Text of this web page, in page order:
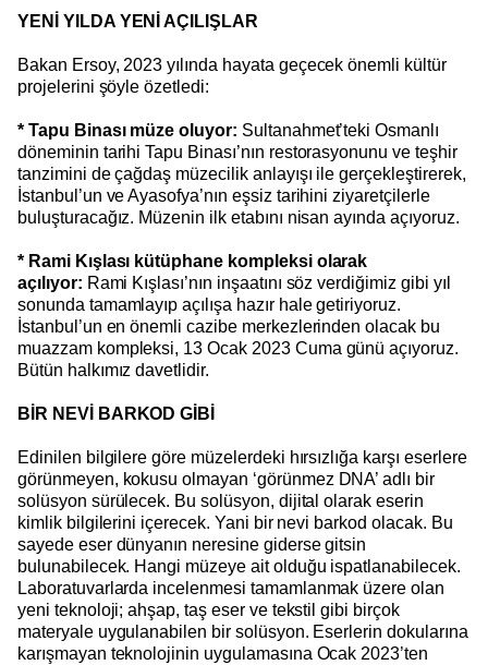
YENİ YILDA YENİ AÇILIŞLAR
Bakan Ersoy, 2023 yılında hayata geçecek önemli kültür
projelerini şöyle özetledi:
* Tapu Binası müze oluyor: Sultanahmet’teki Osmanlı
döneminin tarihi Tapu Binası’nın restorasyonunu ve teşhir
tanzimini de çağdaş müzecilik anlayışı ile gerçekleştirerek,
İstanbul’un ve Ayasofya’nın eşsiz tarihini ziyaretçilerle
buluşturacağız. Müzenin ilk etabını nisan ayında açıyoruz.
* Rami Kışlası kütüphane kompleksi olarak
açılıyor: Rami Kışlası’nın inşaatını söz verdiğimiz gibi yıl
sonunda tamamlayıp açılışa hazır hale getiriyoruz.
İstanbul’un en önemli cazibe merkezlerinden olacak bu
muazzam kompleksi, 13 Ocak 2023 Cuma günü açıyoruz.
Bütün halkımız davetlidir.
BİR NEVİ BARKOD GİBİ
Edinilen bilgilere göre müzelerdeki hırsızlığa karşı eserlere
görünmeyen, kokusu olmayan ‘görünmez DNA’ adlı bir
solüsyon sürülecek. Bu solüsyon, dijital olarak eserin
kimlik bilgilerini içerecek. Yani bir nevi barkod olacak. Bu
sayede eser dünyanın neresine giderse gitsin
bulunabilecek. Hangi müzeye ait olduğu ispatlanabilecek.
Laboratuvarlarda incelenmesi tamamlanmak üzere olan
yeni teknoloji; ahşap, taş eser ve tekstil gibi birçok
materyale uygulanabilen bir solüsyon. Eserlerin dokularına
karışmayan teknolojinin uygulamasına Ocak 2023’ten